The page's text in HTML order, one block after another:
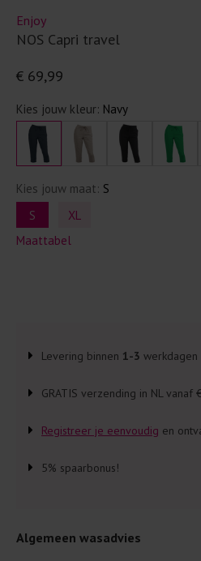
Enjoy
NOS Capri travel
€ 69,99
Kies jouw kleur: Navy
Kies jouw maat: S
S
XL
Maattabel
Levering binnen 1-3 werkdagen
GRATIS verzending in NL vanaf
Registreer je eenvoudig en
5% spaarbonus!
Algemeen wasadvies